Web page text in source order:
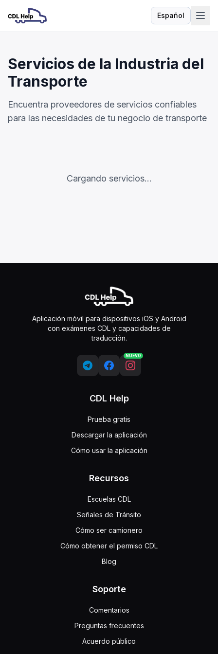
Español
Idioma
Servicios de la Industria del
Transporte
Encuentra proveedores de servicios confiables
para las necesidades de tu negocio de transporte
Cargando servicios...
Aplicación móvil para dispositivos iOS y Android
con exámenes CDL y capacidades de
traducción.
NUEVO
CDL Help
Prueba gratis
Descargar la aplicación
Cómo usar la aplicación
Recursos
Escuelas CDL
Señales de Tránsito
Cómo ser camionero
Cómo obtener el permiso CDL
Blog
Soporte
Comentarios
Preguntas frecuentes
Acuerdo público